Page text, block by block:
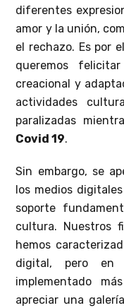
diferentes
amor y la unión,
el rechazo. Es por
queremos
creacional y
actividades
paralizadas
Covid 19.
Sin embargo, se
los medios
soporte
cultura. Nuestros
hemos
digital, pero en
implementado
apreciar una